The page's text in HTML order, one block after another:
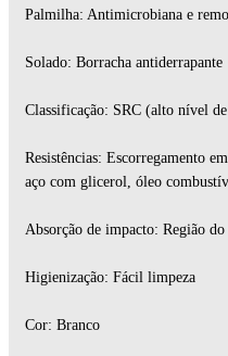
Palmilha: Antimicrobiana e
Solado: Borracha antiderrapante
Classificação: SRC (alto nível
Resistências: Escorregamento
aço com glicerol, óleo
Absorção de impacto: Região
Higienização: Fácil limpeza
Cor: Branco